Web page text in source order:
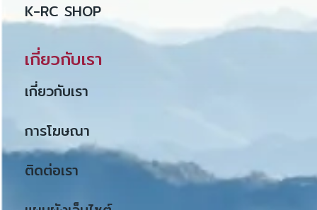
K-RC SHOP
เกี่ยวกับเรา
เกี่ยวกับเรา
การโฆษณา
ติดต่อเรา